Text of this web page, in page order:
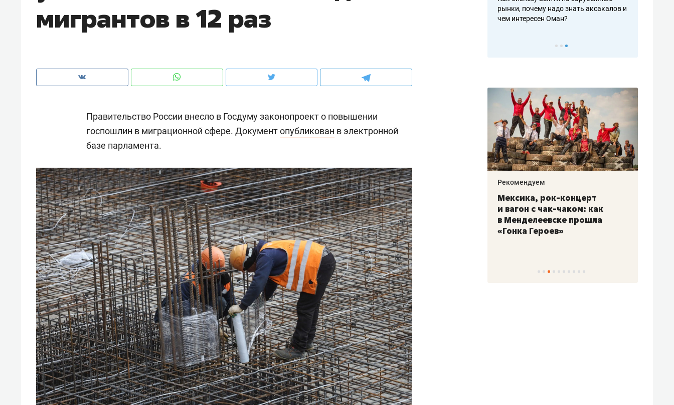
мигрантов в 12 раз
Правительство России внесло в Госдуму законопроект о повышении
госпошлин в миграционной сфере. Документопубликован в электронной
базе парламента.
рынки, почему надо знать аксакалов и
чем интересен Оман?
клиентах и чудных запросах мастеров
рынки, почему надо знать аксакалов и
чем интересен Оман?
Рекомендуем
Как ГК «МИР ГРУПП» и ВТБ
создают оазис жилого
комфорта под Казанью
Рекомендуем
150 камер до квартиры и Face
ID вместо ключа: какой будет
безопасность в ЖК «Нова»
Рекомендуем
Опыт выживания в дикой
природе, работа
с ментальным и физическим
состоянием как основа
антихрупких команд
Рекомендуем
Мексика, рок-концерт
и вагон с чак-чаком: как
в Менделеевске прошла
«Гонка Героев»